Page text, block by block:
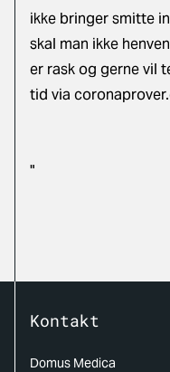
ikke bringer smitte
skal man ikke
er rask og gerne vil
tid via
"
Kontakt
Domus Medica